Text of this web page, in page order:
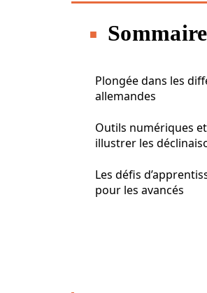
Sommaire
Plongée dans les
allemandes
Outils numériques
illustrer les
Les défis
pour les avancés